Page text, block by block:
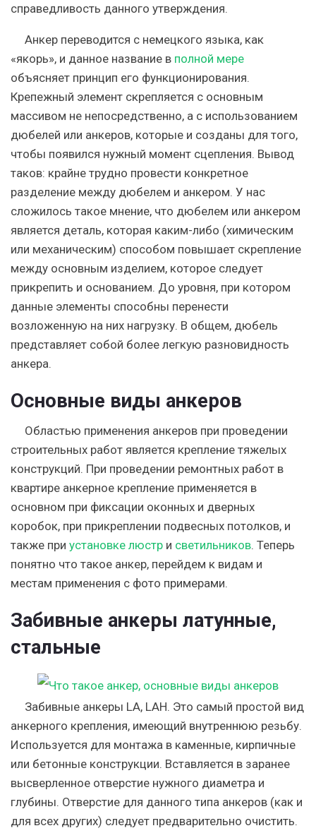
справедливость данного утверждения.
Анкер переводится с немецкого языка, как
«якорь», и данное название в полной мере
объясняет принцип его функционирования.
Крепежный элемент скрепляется с основным
массивом не непосредственно, а с использованием
дюбелей или анкеров, которые и созданы для того,
чтобы появился нужный момент сцепления. Вывод
таков: крайне трудно провести конкретное
разделение между дюбелем и анкером. У нас
сложилось такое мнение, что дюбелем или анкером
является деталь, которая каким-либо (химическим
или механическим) способом повышает скрепление
между основным изделием, которое следует
прикрепить и основанием. До уровня, при котором
данные элементы способны перенести
возложенную на них нагрузку. В общем, дюбель
представляет собой более легкую разновидность
анкера.
Основные виды анкеров
Областью применения анкеров при проведении
строительных работ является крепление тяжелых
конструкций. При проведении ремонтных работ в
квартире анкерное крепление применяется в
основном при фиксации оконных и дверных
коробок, при прикреплении подвесных потолков, и
также при установке люстр и светильников. Теперь
понятно что такое анкер, перейдем к видам и
местам применения с фото примерами.
Забивные анкеры латунные,
стальные
Забивные анкеры LA, LAH. Это самый простой вид
анкерного крепления, имеющий внутреннюю резьбу.
Используется для монтажа в каменные, кирпичные
или бетонные конструкции. Вставляется в заранее
высверленное отверстие нужного диаметра и
глубины. Отверстие для данного типа анкеров (как и
для всех других) следует предварительно очистить.